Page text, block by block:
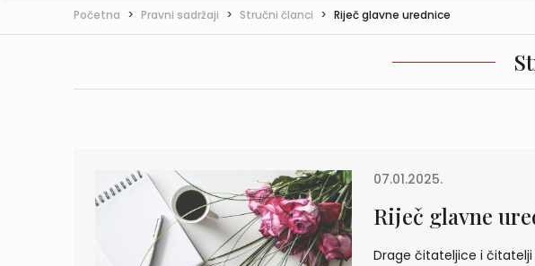
Početna > Pravni sadržaji > Stručni članci > Riječ glavne urednice
07.01.2025.
Riječ glavne
Drage čitateljice i